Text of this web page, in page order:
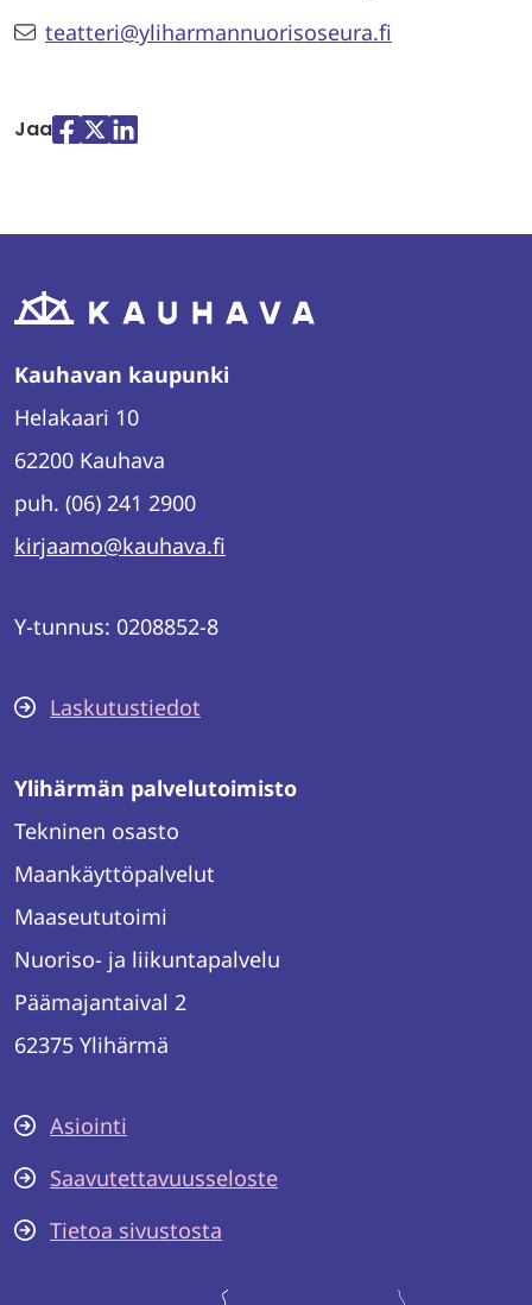
teatteri@yliharmannuorisoseura.fi
Jaa
"Facebook"
"X""LinkedIn"
Kauhavan kaupunki
Helakaari 10
62200 Kauhava
puh. (06) 241 2900
kirjaamo@kauhava.fi
Y-tunnus: 0208852-8
Laskutustiedot
Ylihärmän palvelutoimisto
Tekninen osasto
Maankäyttöpalvelut
Maaseututoimi
Nuoriso- ja liikuntapalvelu
Päämajantaival 2
62375 Ylihärmä
Asiointi
Saavutettavuusseloste
Tietoa sivustosta